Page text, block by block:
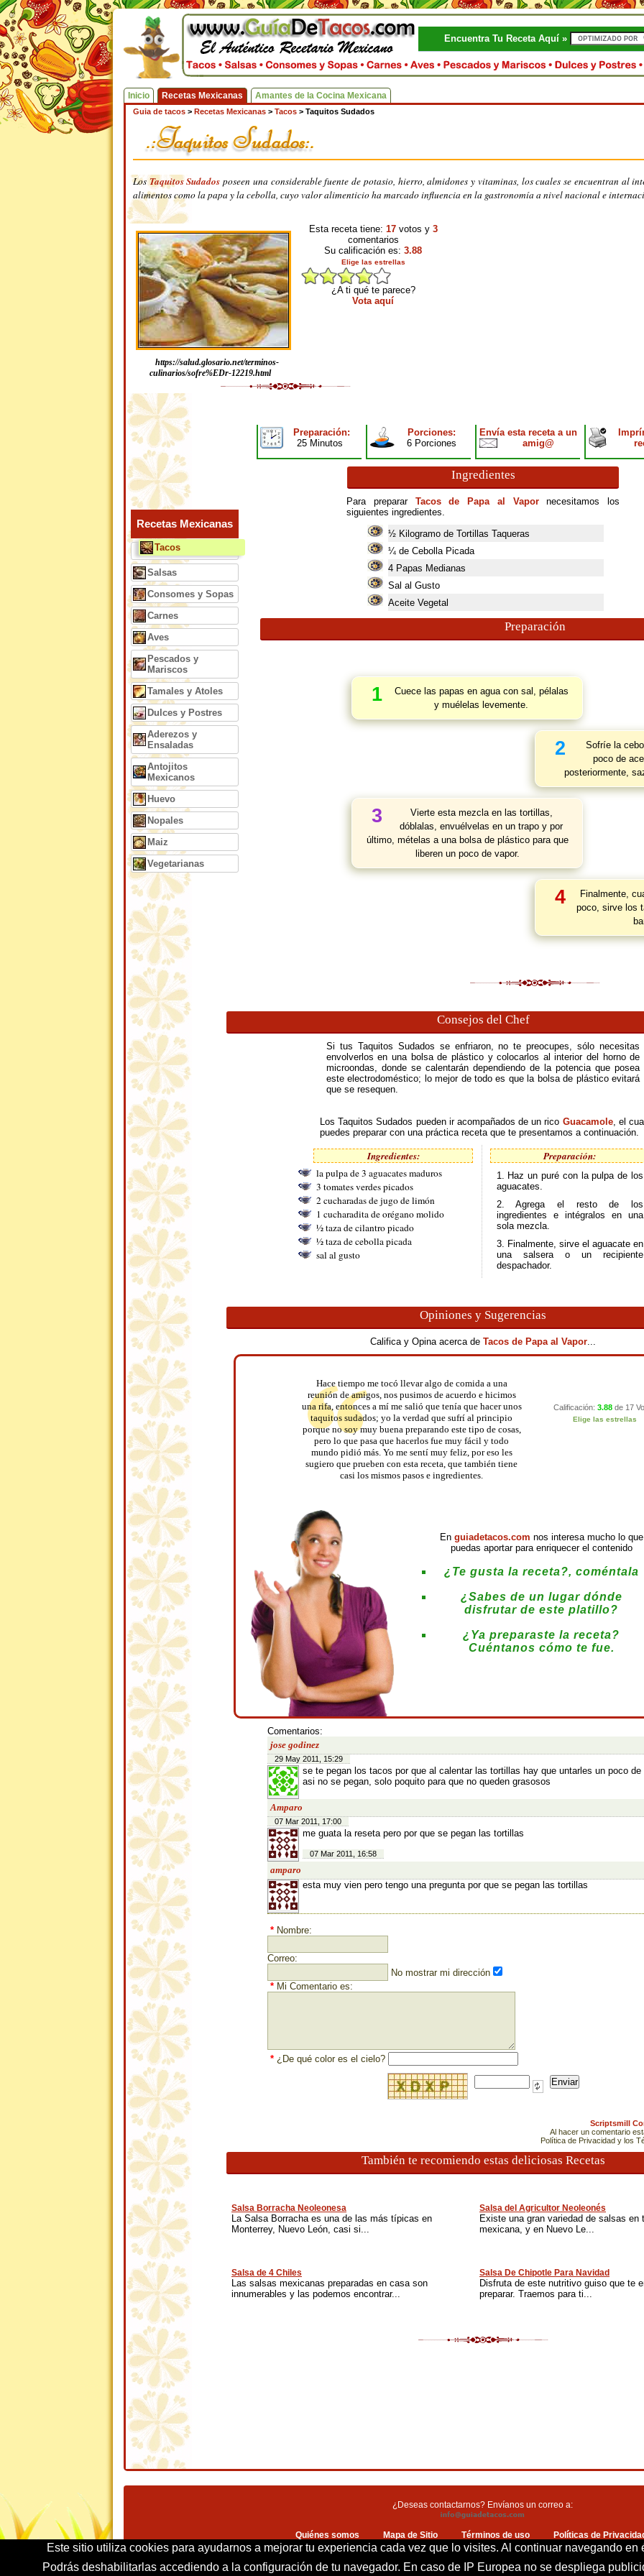
Este sitio utiliza cookies para ayudarnos a mejorar tu experiencia cada vez que lo visites. Al continuar navegando en
Podrás deshabilitarlas accediendo a la configuración de tu navegador. En caso de IP Europea no se despliega
Encuentra Tu Receta Aquí »
Inicio Recetas Mexicanas Amantes de la Cocina Mexicana
Guia de tacos > Recetas Mexicanas > Tacos > Taquitos Sudados
Los Taquitos Sudados poseen una considerable fuente de potasio, hierro, almidones y vitaminas, los cuales se encuentran al
alimentos como la papa y la cebolla, cuyo valor alimenticio ha marcado influencia en la gastronomía a nivel nacional e
https://salud.glosario.net/terminos-
culinarios/sofre%EDr-12219.html
Esta receta tiene: 17votos y 3
comentarios
Su calificación es: 3.88
Elige las estrellas
¿A ti qué te parece?
Vota aquí
Preparación:
25 Minutos
Porciones:
6 Porciones
Envía esta receta a un
amig@
Ingredientes
Para preparar Tacos de Papa al Vapornecesitamos los
siguientes ingredientes.
½ Kilogramo de Tortillas Taqueras
¼ de Cebolla Picada
4 Papas Medianas
Sal al Gusto
Aceite Vegetal
Preparación
1
Cuece las papas en agua con sal, pélalas
y muélelas levemente.
2
Sofríe la
poco de
posteriormente,
3
Vierte esta mezcla en las tortillas,
dóblalas, envuélvelas en un trapo y por
último, mételas a una bolsa de plástico para que
liberen un poco de vapor.
4
Finalmente,
poco, sirve los
Recetas Mexicanas
Tacos
Salsas
Consomes y Sopas
Carnes
Aves
Pescados y
Mariscos
Tamales y Atoles
Dulces y Postres
Aderezos y
Ensaladas
Antojitos
Mexicanos
Huevo
Nopales
Maiz
Vegetarianas
Consejos del Chef
Si tus Taquitos Sudados se enfriaron, no te preocupes, sólo necesitas
envolverlos en una bolsa de plástico y colocarlos al interior del horno de
microondas, donde se calentarán dependiendo de la potencia que posea
este electrodoméstico; lo mejor de todo es que la bolsa de plástico evitará
que se resequen.
Los Taquitos Sudados pueden ir acompañados de un rico Guacamole, el
puedes preparar con una práctica receta que te presentamos a continuación.
Ingredientes:
la pulpa de 3 aguacates maduros
3 tomates verdes picados
2 cucharadas de jugo de limón
1 cucharadita de orégano molido
½ taza de cilantro picado
½ taza de cebolla picada
sal al gusto
Preparación:
1. Haz un puré con la pulpa de los
aguacates.
2. Agrega el resto de los
ingredientes e intégralos en una
sola mezcla.
3. Finalmente, sirve el aguacate en
una salsera o un recipiente
despachador.
Opiniones y Sugerencias
Califica y Opina acerca de Tacos de Papa al Vapor...
Hace tiempo me tocó llevar algo de comida a una
reunión de amigos, nos pusimos de acuerdo e hicimos
una rifa, entonces a mí me salió que tenía que hacer unos
taquitos sudados; yo la verdad que sufrí al principio
porque no soy muy buena preparando este tipo de cosas,
pero lo que pasa que hacerlos fue muy fácil y todo
mundo pidió más. Yo me sentí muy feliz, por eso les
sugiero que prueben con esta receta, que también tiene
casi los mismos pasos e ingredientes.
En guiadetacos.com nos interesa mucho lo que
puedas aportar para enriquecer el contenido
¿Te gusta la receta?, coméntala
¿Sabes de un lugar dónde
disfrutar de este platillo?
¿Ya preparaste la receta?
Cuéntanos cómo te fue.
Comentarios:
jose godinez
29 May 2011, 15:29
se te pegan los tacos por que al calentar las tortillas hay que untarles un poco
asi no se pegan, solo poquito para que no queden grasosos
Amparo
07 Mar 2011, 17:00
me guata la reseta pero por que se pegan las tortillas
amparo
07 Mar 2011, 16:58
esta muy vien pero tengo una pregunta por que se pegan las tortillas
* Nombre:
Correo:
No mostrar mi dirección
* Mi Comentario es:
* ¿De qué color es el cielo?
Scriptsmill
Al hacer un comentario
Política de Privacidad y los
También te recomiendo estas deliciosas Recetas
Salsa Borracha Neoleonesa
La Salsa Borracha es una de las más típicas en
Monterrey, Nuevo León, casi si...
Salsa del Agricultor Neoleonés
Existe una gran variedad de salsas en
mexicana, y en Nuevo Le...
Salsa de 4 Chiles
Las salsas mexicanas preparadas en casa son
innumerables y las podemos encontrar...
Salsa De Chipotle Para Navidad
Disfruta de este nutritivo guiso que te
preparar. Traemos para ti...
¿Deseas contactarnos? Envíanos un correo a:
Quiénes somos Mapa de Sitio Términos de uso
Políticas de
Política de cookies
Contacto